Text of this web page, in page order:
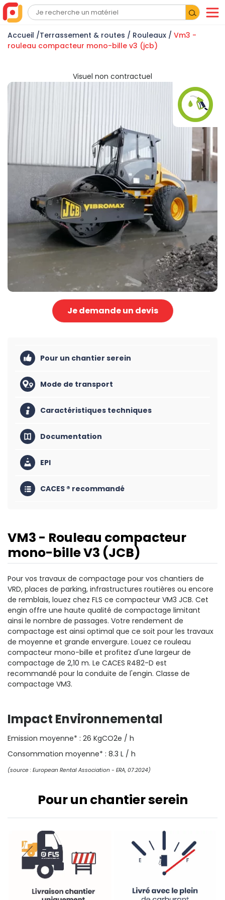
Accueil /Terrassement & routes / Rouleaux / Vm3 -
rouleau compacteur mono-bille v3 (jcb)
Visuel non contractuel
Je demande un devis
Pour un chantier serein
Mode de transport
Caractéristiques techniques
Documentation
EPI
CACES ® recommandé
VM3 - Rouleau compacteur
mono-bille V3 (JCB)
Pour vos travaux de compactage pour vos chantiers de
VRD, places de parking, infrastructures routières ou encore
de remblais, louez chez FLS ce compacteur VM3 JCB. Cet
engin offre une haute qualité de compactage limitant
ainsi le nombre de passages. Votre rendement de
compactage est ainsi optimal que ce soit pour les travaux
de moyenne et grande envergure. Louez ce rouleau
compacteur mono-bille et profitez d'une largeur de
compactage de 2,10 m. Le CACES R482-D est
recommandé pour la conduite de l'engin. Classe de
compactage VM3.
Impact Environnemental
Emission moyenne* : 26 KgCO2e / h
Consommation moyenne* : 8.3 L / h
(source : European Rental Association - ERA, 07.2024)
Pour un chantier serein